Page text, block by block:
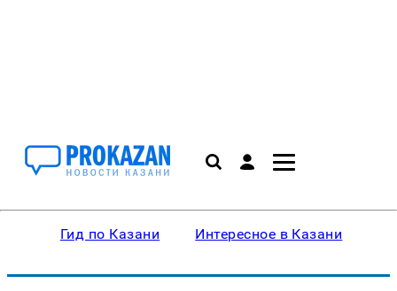
Гид по Казани Интересное в Казани